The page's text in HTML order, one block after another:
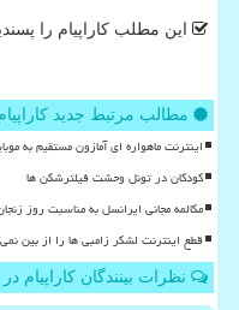
این مطلب کاراپیام را
مطالب مرتبط جدید
اینترنت ماهواره ای آمازون مستقیم به
کودکان در تونل وحشت فیلترشکن ها
مکالمه مجانی ایرانسل به مناسبت روز
قطع اینترنت لشکر زامبی ها را از بین
نظرات بینندگان کاراپیام